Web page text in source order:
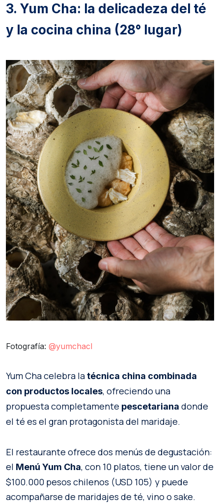
3. Yum Cha: la delicadeza del té
y la cocina china (28° lugar)
Fotografía: @yumchacl
Yum Cha celebra latécnica china combinada
con productos locales, ofreciendo una
propuesta completamente pescetariana donde
el té es el gran protagonista del maridaje.
El restaurante ofrece dos menús de degustación:
el Menú Yum Cha, con 10 platos, tiene un valor de
$100.000 pesos chilenos (USD 105) y puede
acompañarse de maridajes de té, vino o sake.